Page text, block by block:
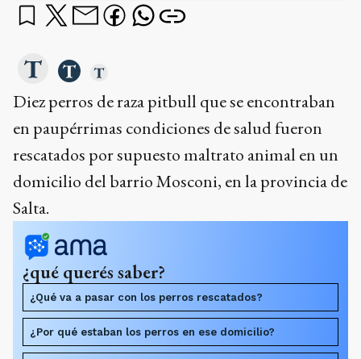
Diez perros de raza pitbull que se encontraban
en paupérrimas condiciones de salud fueron
rescatados por supuesto maltrato animal en un
domicilio del barrio Mosconi, en la provincia de
Salta.
¿qué querés saber?
¿Qué va a pasar con los perros rescatados?
¿Por qué estaban los perros en ese domicilio?